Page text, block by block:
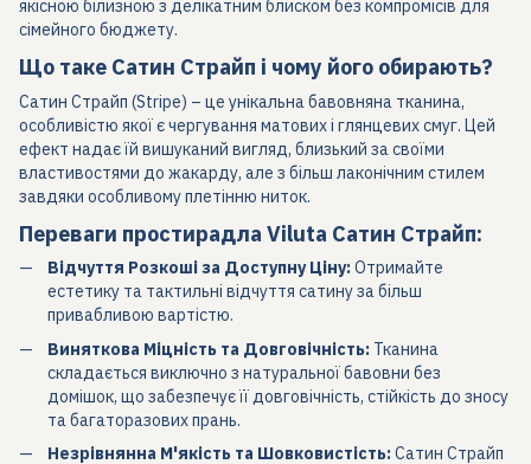
якісною білизною з делікатним блиском без компромісів для
сімейного бюджету.
Що таке Сатин Страйп і чому його обирають?
Сатин Страйп (Stripe) – це унікальна бавовняна тканина,
особливістю якої є чергування матових і глянцевих смуг. Цей
ефект надає їй вишуканий вигляд, близький за своїми
властивостями до жакарду, але з більш лаконічним стилем
завдяки особливому плетінню ниток.
Переваги простирадла Viluta Сатин Страйп:
Відчуття Розкоші за Доступну Ціну:Отримайте
естетику та тактильні відчуття сатину за більш
привабливою вартістю.
Виняткова Міцність та Довговічність: Тканина
складається виключно з натуральної бавовни без
домішок, що забезпечує її довговічність, стійкість до зносу
та багаторазових прань.
Незрівнянна М'якість та Шовковистість:Сатин Страйп